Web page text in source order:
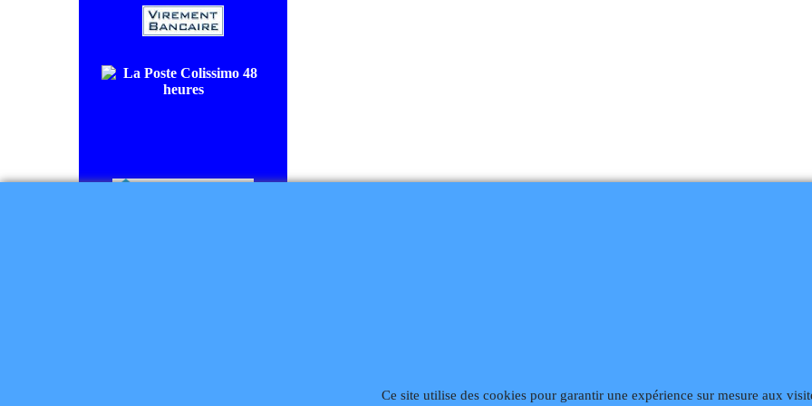
02 99 868 868 Fax 02 99 868 869 Contact mail Site hébergé par Infomaniak
Ce site utilise des cookies pour garantir une expérience sur mesure aux